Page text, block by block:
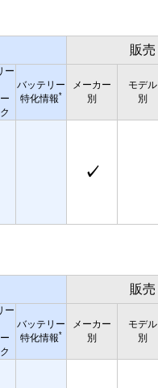
販売
ー
バッテリー
特化情報*
メーカー
別
モデル
別
✓
販売
ー
バッテリー
特化情報*
メーカー
別
モデル
別